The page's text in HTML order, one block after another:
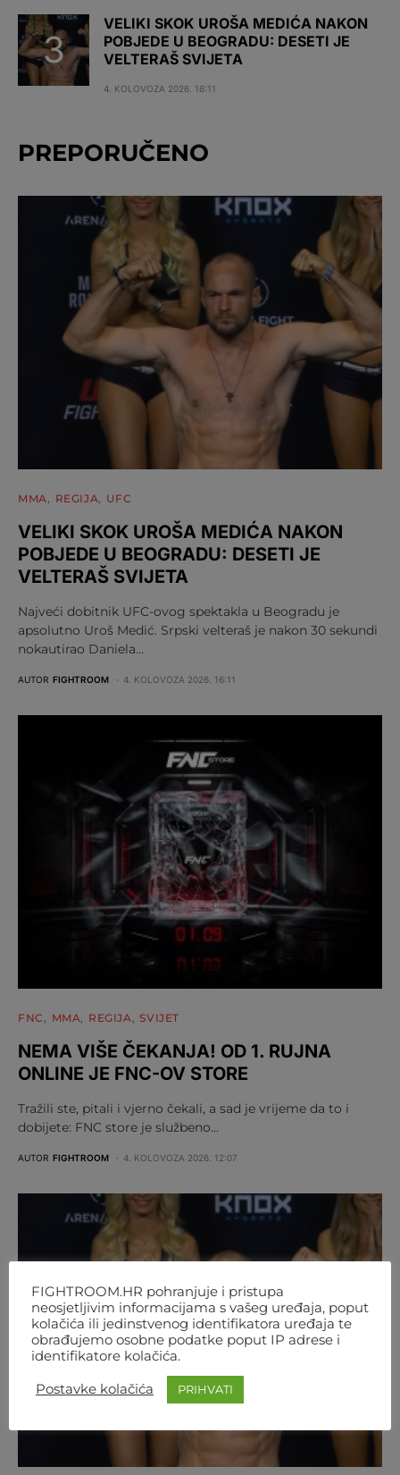
VELIKI SKOK UROŠA MEDIĆA NAKON
POBJEDE U BEOGRADU: DESETI JE
VELTERAŠ SVIJETA
4. KOLOVOZA 2026. 16:11
PREPORUČENO
MMA REGIJA UFC
VELIKI SKOK UROŠA MEDIĆA NAKON
POBJEDE U BEOGRADU: DESETI JE
VELTERAŠ SVIJETA
Najveći dobitnik UFC-ovog spektakla u Beogradu je
apsolutno Uroš Medić. Srpski velteraš je nakon 30 sekundi
nokautirao Daniela…
AUTOR FIGHTROOM 4. KOLOVOZA 2026. 16:11
FNC MMA REGIJA SVIJET
NEMA VIŠE ČEKANJA! OD 1. RUJNA
ONLINE JE FNC-OV STORE
Tražili ste, pitali i vjerno čekali, a sad je vrijeme da to i
dobijete: FNC store je službeno…
AUTOR FIGHTROOM 4. KOLOVOZA 2026. 12:07
FIGHTROOM.HR pohranjuje i pristupa
neosjetljivim informacijama s vašeg uređaja, poput
kolačića ili jedinstvenog identifikatora uređaja te
obrađujemo osobne podatke poput IP adrese i
identifikatore kolačića.
Postavke kolačića PRIHVATI